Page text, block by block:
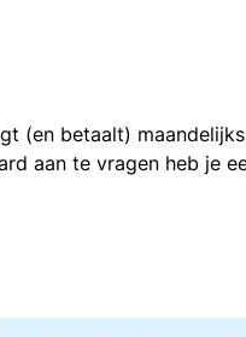
(en betaalt)
aan te vragen heb je